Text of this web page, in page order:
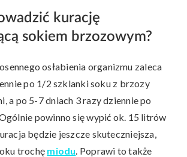
kurację
sokiem brzozowym?
osłabienia organizmu zaleca
po 1/2 szklanki soku z brzozy
a po 5-7 dniach 3 razy dziennie po
powinno się wypić ok. 15 litrów
będzie jeszcze skuteczniejsza,
trochę miodu . Poprawi to także